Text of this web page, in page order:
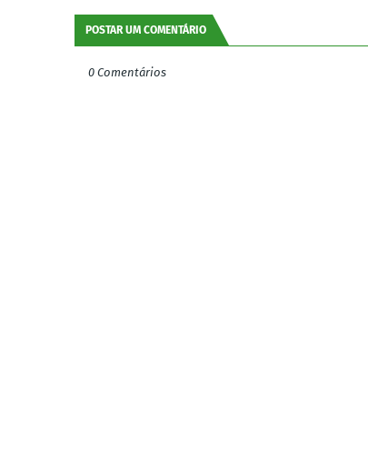
POSTAR UM COMENTÁRIO
0 Comentários